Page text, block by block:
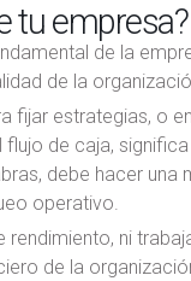
tu empresa?
de la
de la
fijar estrategias, o
de caja,
debe hacer una
operativo.
ni
de la